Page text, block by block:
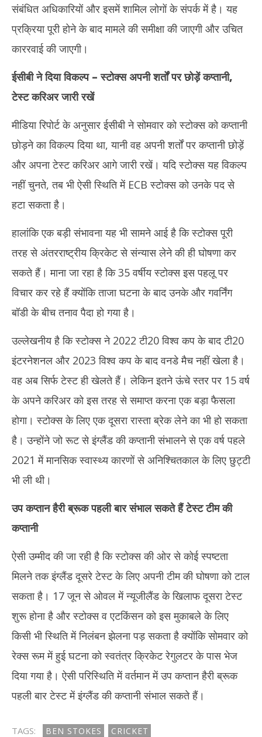
संबंधित अधिकारियों और इसमें शामिल लोगों के संपर्क में है। यह
प्रक्रिया पूरी होने के बाद मामले की समीक्षा की जाएगी और उचित
काररवाई की जाएगी।
ईसीबी ने दिया विकल्प – स्टोक्स अपनी शर्तों पर छोड़ें कप्तानी,
टेस्ट करिअर जारी रखें
मीडिया रिपोर्ट के अनुसार ईसीबी ने सोमवार को स्टोक्स को कप्तानी
छोड़ने का विकल्प दिया था, यानी वह अपनी शर्तों पर कप्तानी छोड़ें
और अपना टेस्ट करिअर आगे जारी रखें। यदि स्टोक्स यह विकल्प
नहीं चुनते, तब भी ऐसी स्थिति में ECB स्टोक्स को उनके पद से
हटा सकता है।
हालांकि एक बड़ी संभावना यह भी सामने आई है कि स्टोक्स पूरी
तरह से अंतरराष्ट्रीय क्रिकेट से संन्यास लेने की ही घोषणा कर
सकते हैं। माना जा रहा है कि 35 वर्षीय स्टोक्स इस पहलू पर
विचार कर रहे हैं क्योंकि ताजा घटना के बाद उनके और गवर्निंग
बॉडी के बीच तनाव पैदा हो गया है।
उल्लेखनीय है कि स्टोक्स ने 2022 टी20 विश्व कप के बाद टी20
इंटरनेशनल और 2023 विश्व कप के बाद वनडे मैच नहीं खेला है।
वह अब सिर्फ टेस्ट ही खेलते हैं। लेकिन इतने ऊंचे स्तर पर 15 वर्ष
के अपने करिअर को इस तरह से समाप्त करना एक बड़ा फैसला
होगा। स्टोक्स के लिए एक दूसरा रास्ता ब्रेक लेने का भी हो सकता
है। उन्होंने जो रूट से इंग्लैंड की कप्तानी संभालने से एक वर्ष पहले
2021 में मानसिक स्वास्थ्य कारणों से अनिश्चितकाल के लिए छुट्टी
भी ली थी।
उप कप्तान हैरी ब्रूक पहली बार संभाल सकते हैं टेस्ट टीम की
कप्तानी
ऐसी उम्मीद की जा रही है कि स्टोक्स की ओर से कोई स्पष्टता
मिलने तक इंग्लैंड दूसरे टेस्ट के लिए अपनी टीम की घोषणा को टाल
सकता है। 17 जून से ओवल में न्यूजीलैंड के खिलाफ दूसरा टेस्ट
शुरू होना है और स्टोक्स व एटकिंसन को इस मुकाबले के लिए
किसी भी स्थिति में निलंबन झेलना पड़ सकता है क्योंकि सोमवार को
रेक्स रूम में हुई घटना को स्वतंत्र क्रिकेट रेगुलटर के पास भेज
दिया गया है। ऐसी परिस्थिति में वर्तमान में उप कप्तान हैरी ब्रूक
पहली बार टेस्ट में इंग्लैंड की कप्तानी संभाल सकते हैं।
TAGS: BEN STOKES
CRICKET